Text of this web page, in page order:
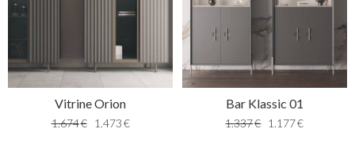
Vitrine Orion
1.674€ 1.473€
Bar Klassic 01
1.337€ 1.177€